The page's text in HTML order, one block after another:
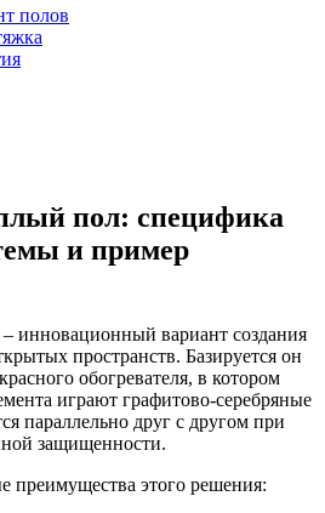
полов
пол: специфика
и пример
инновационный вариант создания
пространств. Базируется он
обогревателя, в котором
играют графитово-серебряные
параллельно друг с другом при
защищенности.
преимущества этого решения: